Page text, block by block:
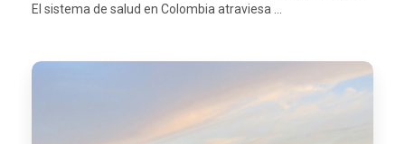
El sistema de salud en Colombia atraviesa ...